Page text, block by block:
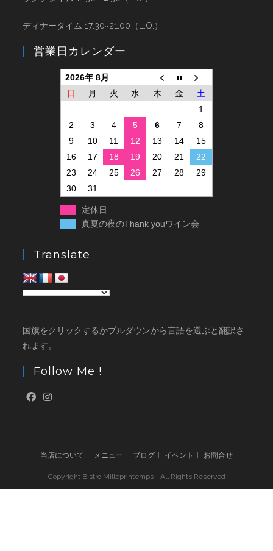
ディナータイム 17:30~21:00（L.O.）
営業日カレンダー
2026年 8月
日
月 火 水 木 金
土
1
2
3 4 5 6 7
8
9
10 11 12 13 14
15
16
17 18 19 20 21
22
23
24 25 26 27 28
29
30
31
定休日
真夏の夜のThank youワイン会
Translate
国旗をクリックするかプルダウンから言語を選ぶと翻訳さ
れます。
Follow Me !
当店について メニュー ブログ イベント お問合せ
Copyright Bistro Milleprintemps - All Rights Reserved